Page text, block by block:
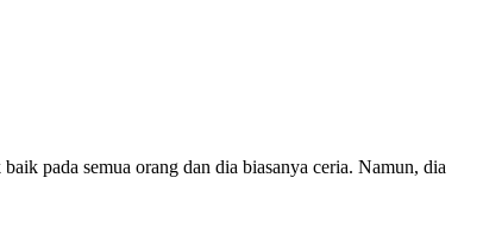
pada semua orang dan dia biasanya ceria. Namun, dia